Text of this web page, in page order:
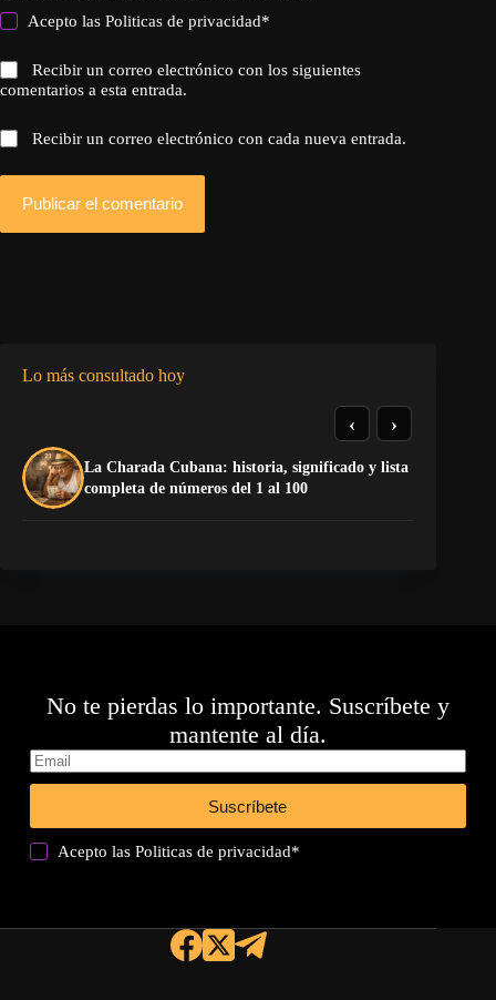
Acepto lasPoliticas de privacidad*
Recibir un correo electrónico con los siguientes
comentarios a esta entrada.
Recibir un correo electrónico con cada nueva entrada.
Publicar el comentario
Lo más consultado hoy
La Charada Cubana: historia, significado y lista
completa de números del 1 al 100
‹ ›
No te pierdas lo importante. Suscríbete y
mantente al día.
Suscríbete
Acepto lasPoliticas de privacidad*